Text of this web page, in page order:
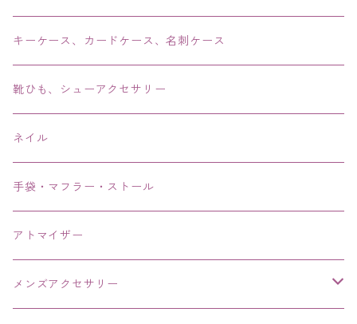
ブレス・バングル・ブレスレット・腕輪
アンクレット
キーケース、カードケース、名刺ケース
靴ひも、シューアクセサリー
ネイル
手袋・マフラー・ストール
アトマイザー
メンズアクセサリー